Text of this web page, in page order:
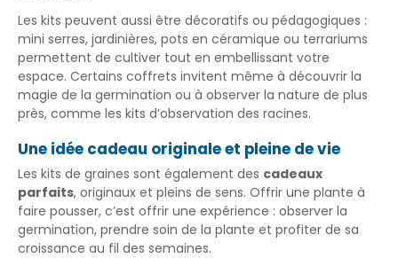
Les kits peuvent aussi être décoratifs ou pédagogiques :
mini serres, jardinières, pots en céramique ou terrariums
permettent de cultiver tout en embellissant votre
espace. Certains coffrets invitent même à découvrir la
magie de la germination ou à observer la nature de plus
près, comme les kits d’observation des racines.
Une idée cadeau originale et pleine de vie
Les kits de graines sont également des cadeaux
parfaits, originaux et pleins de sens. Offrir une plante à
faire pousser, c’est offrir une expérience : observer la
germination, prendre soin de la plante et profiter de sa
croissance au fil des semaines.